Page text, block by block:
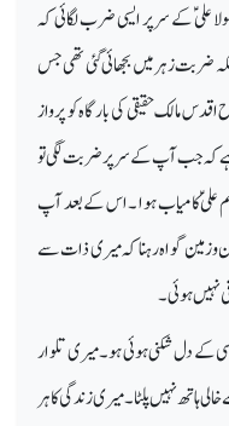
علیؑ کے سرپر ایسی ضرب لگائی کہ
زہر میں بجھائی گئی تھی جس
کی روح اقدس مالک حقیقی کی بارگاہ کو پرواز
ہے کہ جب آپ کے سر پر ضربت لگی تو
علیؑ کامیاب ہوا ۔اس کے بعد آپ
وزمین گواہ رہنا کہ میری ذات سے
نہیں ہوئی ۔
کے دل شکنی ہوئی ہو۔ میری تلوار
ہاتھ نہیں پلٹا ۔میری زندگی کا ہر